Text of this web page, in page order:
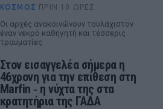
ΚΌΣΜΟΣ ΠΡΙΝ 10 ΏΡΕΣ
Οι αρχές ανακοινώνουν τουλάχιστον
έναν νεκρό καθηγητή και τέσσερις
τραυματίες
Στον εισαγγελέα σήμερα η
46χρονη για την επίθεση στη
Marfin ‑ η νύχτα της στα
κρατητήρια της ΓΑΔΑ